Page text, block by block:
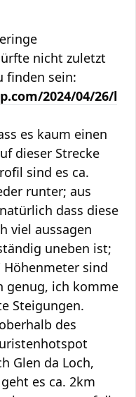
nicht zuletzt
finden sein:
2024/04/26/l
es kaum einen
dieser Strecke
sind es ca.
runter; aus
dass diese
viel aussagen
uneben ist;
sind
genug, ich komme
Steigungen.
des
Glen da Loch,
es ca. 2km